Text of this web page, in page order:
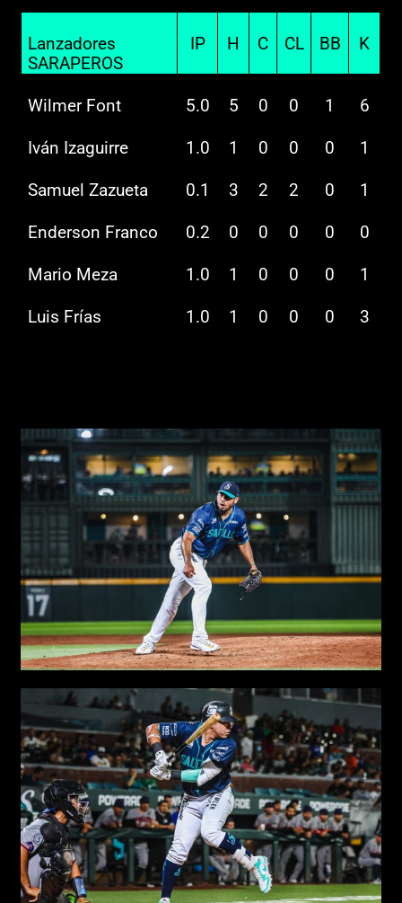
Lanzadores
SARAPEROS
IP H C CL BB K
Wilmer Font 5.0 5 0 0 1 6
Iván Izaguirre 1.0 1 0 0 0 1
Samuel Zazueta 0.1 3 2 2 0 1
Enderson Franco 0.2 0 0 0 0 0
Mario Meza 1.0 1 0 0 0 1
Luis Frías 1.0 1 0 0 0 3